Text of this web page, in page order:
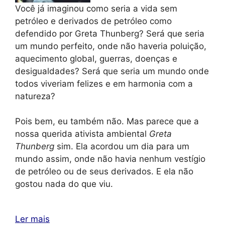
Você já imaginou como seria a vida sem
petróleo e derivados de petróleo como
defendido por Greta Thunberg? Será que seria
um mundo perfeito, onde não haveria poluição,
aquecimento global, guerras, doenças e
desigualdades? Será que seria um mundo onde
todos viveriam felizes e em harmonia com a
natureza?
Pois bem, eu também não. Mas parece que a
nossa querida ativista ambiental Greta
Thunberg sim. Ela acordou um dia para um
mundo assim, onde não havia nenhum vestígio
de petróleo ou de seus derivados. E ela não
gostou nada do que viu.
Ler mais